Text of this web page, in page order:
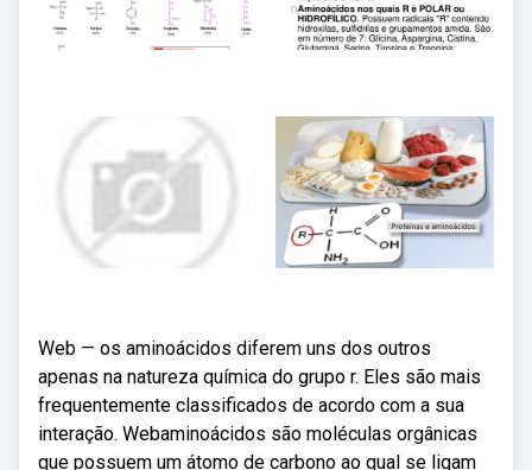
Web — os aminoácidos diferem uns dos outros
apenas na natureza química do grupo r. Eles são mais
frequentemente classificados de acordo com a sua
interação. Webaminoácidos são moléculas orgânicas
que possuem um átomo de carbono ao qual se ligam